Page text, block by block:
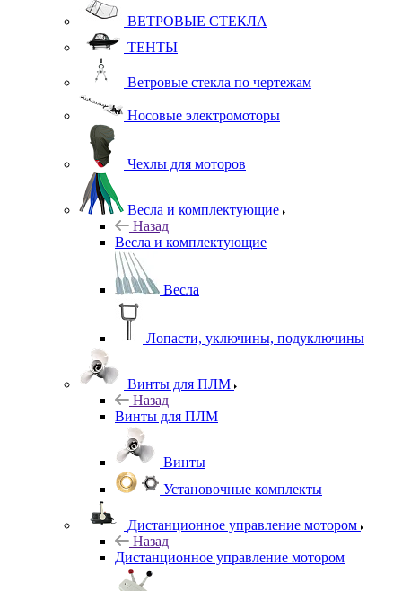
ВЕТРОВЫЕ СТЕКЛА
ТЕНТЫ
Ветровые стекла по чертежам
Носовые электромоторы
Чехлы для моторов
Весла и комплектующие
Назад
Весла и комплектующие
Весла
Лопасти, уключины, подуключины
Винты для ПЛМ
Назад
Винты для ПЛМ
Винты
Установочные комплекты
Дистанционное управление мотором
Назад
Дистанционное управление мотором